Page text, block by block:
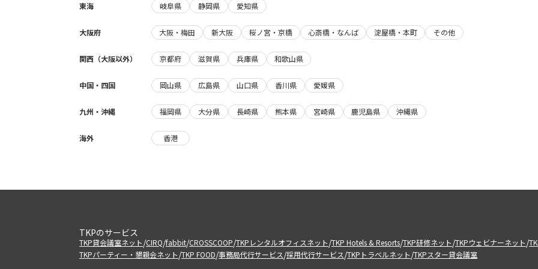
東海 岐阜県 静岡県 愛知県
大阪府 大阪・梅田 新大阪 桜ノ宮・京橋 心斎橋・なんば 淀屋橋・本町 その他
関西（大阪以外） 京都府 滋賀県 兵庫県 和歌山県
中国・四国 岡山県 広島県 山口県 香川県 愛媛県
九州・沖縄 福岡県 大分県 長崎県 熊本県 宮崎県 鹿児島県 沖縄県
海外 香港
TKPのサービス
TKP貸会議室ネット/CIRQ/fabbit/CROSSCOOP/TKPレンタルオフィスネット/TKP Hotels & Resorts/TKP研修ネット/TKPウェビナーネット/
TKPパーティー・懇親会ネット/TKP FOOD/事務局代行サービス/採用代行サービス/TKPトラベルネット/TKPスター貸会議室